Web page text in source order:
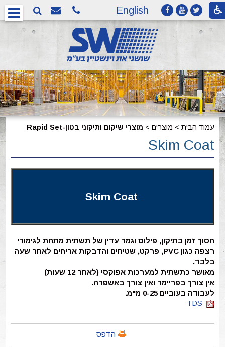
English
עמוד הבית > מוצרים > מוצרי שיקום ותיקוני בטון-Rapid Set
Skim Coat
Skim Coat
חסוך זמן בתיקון, פילוס וגמר עדין של תשתית מתחת לגימורי
רצפה כגון PVC, פרקט, שטיחים והדבקות אריחים לאחר שעה
בלבד.
מאושר כתשתית למערכות אפוקסי (לאחר 12 שעות)
אין צורך בפריימר ואין צורך באשפרה.
לעבודה בעוביים 0-25 מ"מ.
הדפס